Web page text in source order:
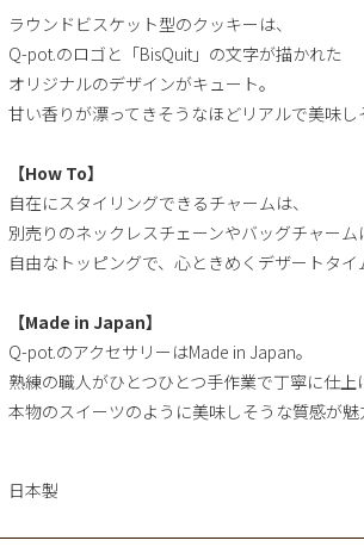
ラウンドビスケット型のクッキーは、
Q-pot.のロゴと「BisQuit」の文字が描かれた
オリジナルのデザインがキュート。
甘い香りが漂ってきそうなほどリアルで美味し
【How To】
自在にスタイリングできるチャームは、
別売りのネックレスチェーンやバッグチャーム
自由なトッピングで、心ときめくデザートタイ
【Made in Japan】
Q-pot.のアクセサリーはMade in Japan。
熟練の職人がひとつひとつ手作業で丁寧に仕上
本物のスイーツのように美味しそうな質感が魅
日本製